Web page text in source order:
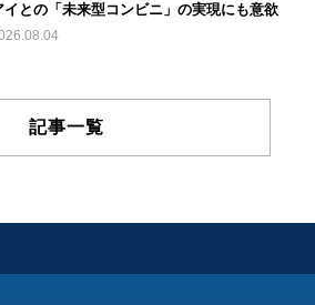
イとの「未来型コンビニ」の実現にも意欲
記事一覧